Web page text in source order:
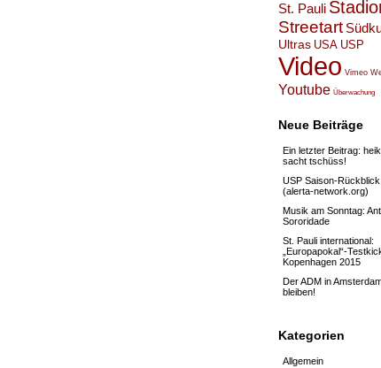
St. Pauli
Streetart
Ultras USA USP
Video Vimeo
Youtube Überwachung
Neue Beiträge
Ein letzter Beitrag:
sacht tschüss!
USP Saison-
(alerta-network.org)
Musik am Sonntag:
Sororidade
St. Pauli international:
„Europapokal“-
Kopenhagen 2015
Der ADM in
bleiben!
Kategorien
Allgemein